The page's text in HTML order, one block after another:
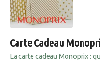
Carte Cadeau
La carte cadeau Monoprix :